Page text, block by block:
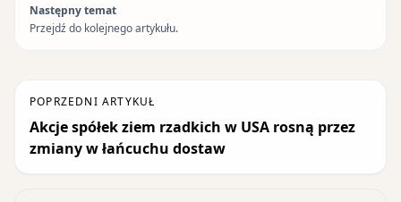
Następny temat
Przejdź do kolejnego artykułu.
POPRZEDNI ARTYKUŁ
Akcje spółek ziem rzadkich w USA rosną przez
zmiany w łańcuchu dostaw